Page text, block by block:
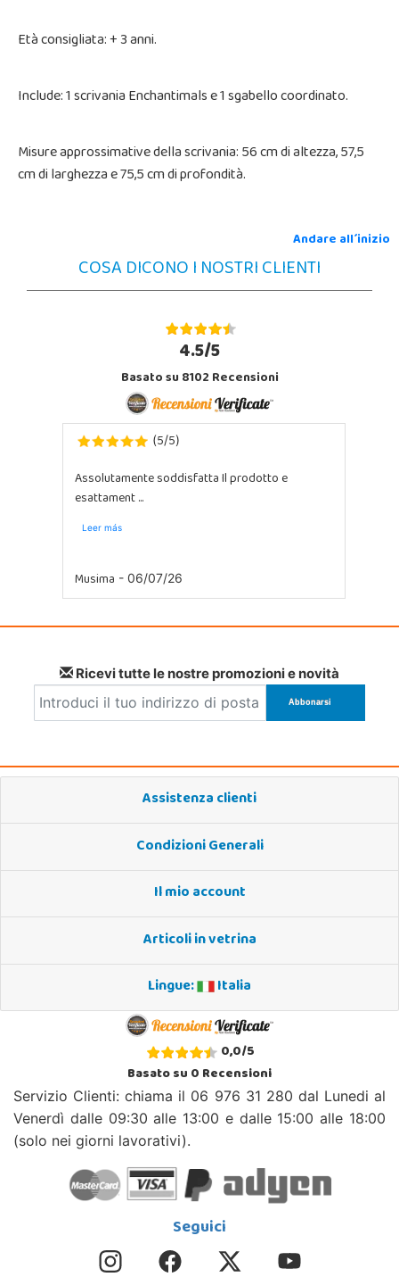
Età consigliata: + 3 anni.
Include: 1 scrivania Enchantimals e 1 sgabello coordinato.
Misure approssimative della scrivania: 56 cm di altezza, 57,5
cm di larghezza e 75,5 cm di profondità.
Andare all´inizio
COSA DICONO I NOSTRI CLIENTI
4.5/5
Basato su 8102 Recensioni
(5/5)
Assolutamente soddisfatta Il prodotto e
esattament ...
Leer más
Musima - 06/07/26
Ricevi tutte le nostre promozioni e novità
Assistenza clienti
Condizioni Generali
Il mio account
Articoli in vetrina
Lingue:
Italia
0,0/5
Basato su0Recensioni
Servizio Clienti: chiama il 06 976 31 280 dal Lunedi al
Venerdì dalle 09:30 alle 13:00 e dalle 15:00 alle 18:00
(solo nei giorni lavorativi).
Seguici